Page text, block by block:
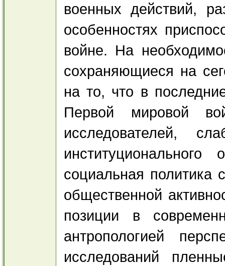
военных действий,
особенностях
войне. На
сохраняющиеся на
на то, что в
Первой мировой
исследователей,
социальная политика
общественной
позиции в
антропологией
исследований